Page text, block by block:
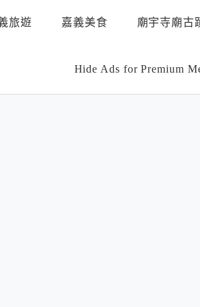
旅遊 嘉義美食 廟宇寺廟古
Hide Ads for Premium